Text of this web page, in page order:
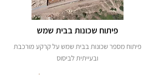
פיתוח שכונות בבית שמש
פיתוח מספר שכונות בבית שמש על קרקע מורכבת
ובעייתית לביסוס